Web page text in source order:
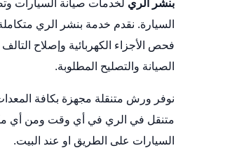
بنشر الري لخدمات صيانة السيارات
السيارة. نقدم خدمة بنشر الري
فحص الأجزاء الكهربائية وإصلاح
الصيانة والتصليح المطلوبة.
نوفر ورش متنقلة مجهزة بكافة
متنقل في الري في أي وقت ومن أي
السيارات على الطريق او عند البيت.